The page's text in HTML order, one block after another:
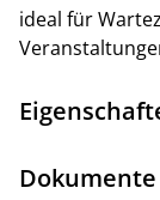
ideal für
Dokumente